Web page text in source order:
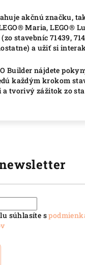
akčnú značku,
Maria, LEGO®
stavebníc 71439,
a užiť si
Builder nájdete
každým krokom
a tvorivý zážitok zo
súhlasíte s